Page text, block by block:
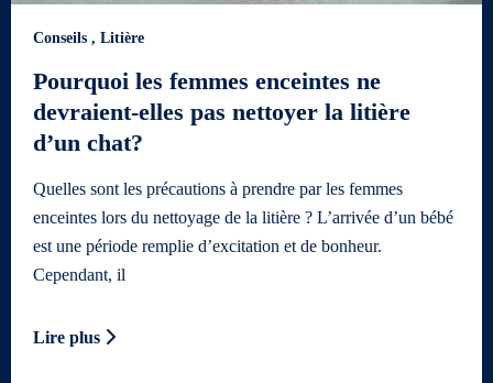
Conseils , Litière
Pourquoi les femmes enceintes ne
devraient-elles pas nettoyer la litière
d’un chat?
Quelles sont les précautions à prendre par les femmes
enceintes lors du nettoyage de la litière ? L’arrivée d’un bébé
est une période remplie d’excitation et de bonheur.
Cependant, il
Lire plus